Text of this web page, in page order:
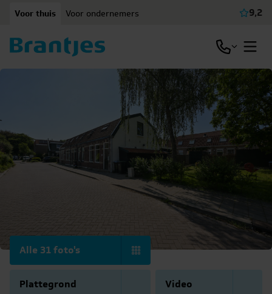
Voor thuis Voor ondernemers 9,2
Open /
Alle 31 foto's
Plattegrond Video